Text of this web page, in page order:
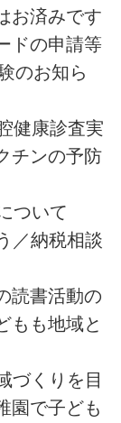
お済みです
ドの申請等
お知ら
康診査実
チンの予防
いて
納税相談
書活動の
もも地域と
くりを目
園で子ども